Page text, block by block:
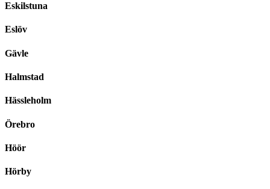
Eskilstuna
Eslöv
Gävle
Halmstad
Hässleholm
Örebro
Höör
Hörby